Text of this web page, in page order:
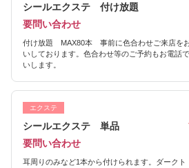
シールエクステ 付け放題
要問い合わせ
付け放題 MAX80本 事前に色合わせご来店を
いしております。色合わせ等のご予約もお電話
いします。
エクステ
シールエクステ 単品
要問い合わせ
耳周りのみなど1本から付けられます。ダークト